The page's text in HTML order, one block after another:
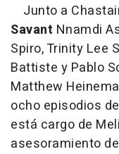
Junto a
Savant Nnamdi
Spiro, Trinity Lee
Battiste y Pablo
Matthew
ocho episodios
está cargo de
asesoramiento